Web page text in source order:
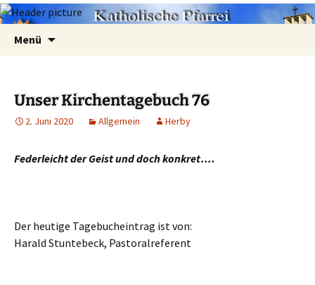
Menü
Unser Kirchentagebuch 76
2. Juni 2020 Allgemein Herby
Federleicht der Geist und doch konkret….
Der heutige Tagebucheintrag ist von:
Harald Stuntebeck, Pastoralreferent